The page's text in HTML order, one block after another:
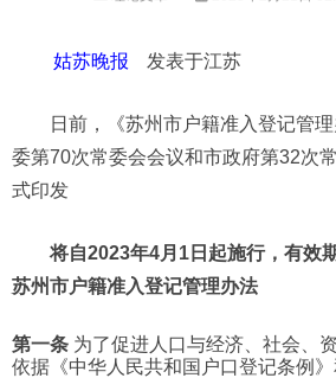
姑苏晚报 发表于江苏
日前，《苏州市户籍准入登记管
委第70次常委会会议和市政府第32次
式印发
将自2023年4月1日起施行， 有效
苏州市户籍准入登记管理办法
第一条 为了促进人口与经济、社会、
依据《中华人民共和国户口登记条例